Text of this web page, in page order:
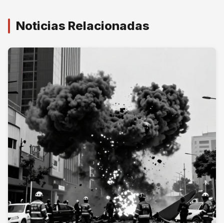
Noticias Relacionadas